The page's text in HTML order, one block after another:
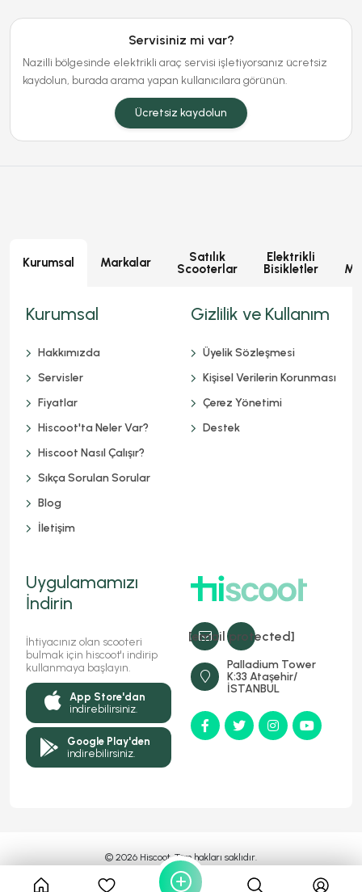
Servisiniz mi var?
Nazilli bölgesinde elektrikli araç servisi işletiyorsanız ücretsiz
kaydolun, burada arama yapan kullanıcılara görünün.
Ücretsiz kaydolun
Kurumsal Markalar
Satılık
Scooterlar
Elektrikli
Bisikletler
[email protected]
Palladium Tower
K:33 Ataşehir/
İSTANBUL
Kurumsal
Hakkımızda
Servisler
Fiyatlar
Hiscoot'ta Neler Var?
Hiscoot Nasıl Çalışır?
Sıkça Sorulan Sorular
Blog
İletişim
Gizlilik ve Kullanım
Üyelik Sözleşmesi
Kişisel Verilerin Korunması
Çerez Yönetimi
Destek
Uygulamamızı
İndirin
İhtiyacınız olan scooteri
bulmak için hiscoot'ı indirip
kullanmaya başlayın.
App Store'dan
indirebilirsiniz.
Google Play'den
indirebilirsiniz.
© 2026 Hiscoot, Tüm hakları saklıdır.
MyFC YAZILIM Markasıdır